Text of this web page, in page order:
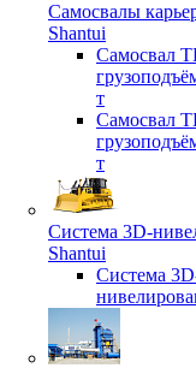
Самосвалы
Shantui
Самосвал
т
Самосвал
т
Система 3D-
Shantui
Система